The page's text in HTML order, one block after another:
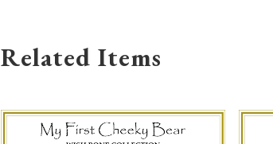
Related Items